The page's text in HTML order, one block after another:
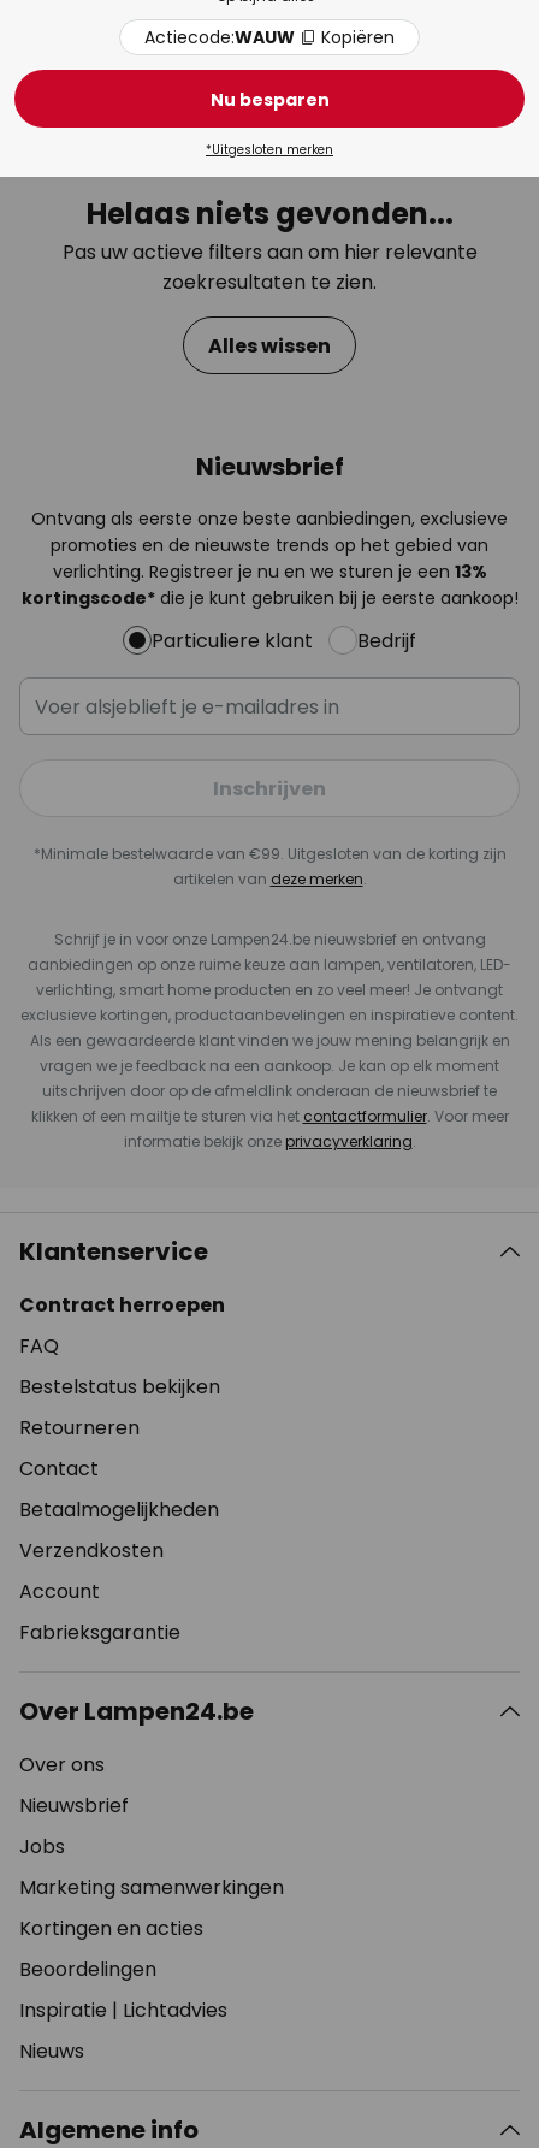
Helaas niets gevonden...
Pas uw actieve filters aan om hier relevante
zoekresultaten te zien.
Alles wissen
Nieuwsbrief
Ontvang als eerste onze beste aanbiedingen, exclusieve
promoties en de nieuwste trends op het gebied van
verlichting. Registreer je nu en we sturen je een 13%
kortingscode*die je kunt gebruiken bij je eerste aankoop!
Particuliere klant Bedrijf
Inschrijven
*Minimale bestelwaarde van €99. Uitgesloten van de korting zijn
artikelen van deze merken.
Schrijf je in voor onze Lampen24.be nieuwsbrief en ontvang
aanbiedingen op onze ruime keuze aan lampen, ventilatoren, LED-
verlichting, smart home producten en zo veel meer! Je ontvangt
exclusieve kortingen, productaanbevelingen en inspiratieve content.
Als een gewaardeerde klant vinden we jouw mening belangrijk en
vragen we je feedback na een aankoop. Je kan op elk moment
uitschrijven door op de afmeldlink onderaan de nieuwsbrief te
klikken of een mailtje te sturen via het contactformulier. Voor meer
informatie bekijk onze privacyverklaring.
Klantenservice
Contract herroepen
FAQ
Bestelstatus bekijken
Retourneren
Contact
Betaalmogelijkheden
Verzendkosten
Account
Fabrieksgarantie
Over Lampen24.be
Over ons
Nieuwsbrief
Jobs
Marketing samenwerkingen
Kortingen en acties
Beoordelingen
Inspiratie | Lichtadvies
Nieuws
Algemene info
Actiecode:WAUW Kopiëren
Nu besparen
*Uitgesloten merken